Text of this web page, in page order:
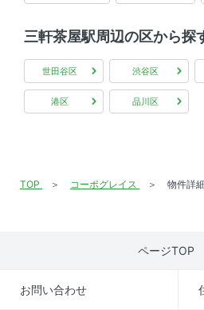
三軒茶屋駅周辺の区から探
世田谷区 渋谷区
港区 品川区
TOP コーポグレイス 物件詳細
ページTOP
お問い合わせ